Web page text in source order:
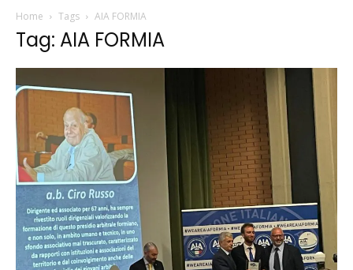
Home Tags AIA FORMIA
Tag: AIA FORMIA